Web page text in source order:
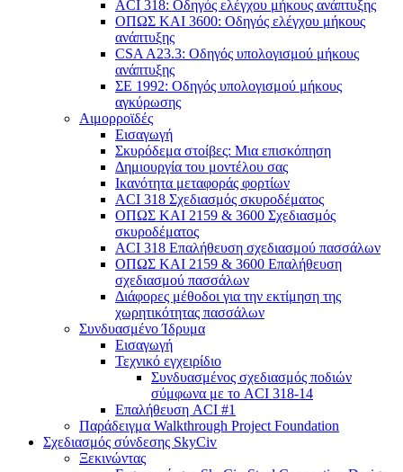
ACI 318: Οδηγός ελέγχου μήκους ανάπτυξης
ΟΠΩΣ ΚΑΙ 3600: Οδηγός ελέγχου μήκους
ανάπτυξης
CSA A23.3: Οδηγός υπολογισμού μήκους
ανάπτυξης
ΣΕ 1992: Οδηγός υπολογισμού μήκους
αγκύρωσης
Αιμορροϊδές
Εισαγωγή
Σκυρόδεμα στοίβες: Μια επισκόπηση
Δημιουργία του μοντέλου σας
Ικανότητα μεταφοράς φορτίων
ACI 318 Σχεδιασμός σκυροδέματος
ΟΠΩΣ ΚΑΙ 2159 & 3600 Σχεδιασμός
σκυροδέματος
ACI 318 Επαλήθευση σχεδιασμού πασσάλων
ΟΠΩΣ ΚΑΙ 2159 & 3600 Επαλήθευση
σχεδιασμού πασσάλων
Διάφορες μέθοδοι για την εκτίμηση της
χωρητικότητας πασσάλων
Συνδυασμένο Ίδρυμα
Εισαγωγή
Τεχνικό εγχειρίδιο
Συνδυασμένος σχεδιασμός ποδιών
σύμφωνα με το ACI 318-14
Επαλήθευση ACI #1
Παράδειγμα Walkthrough Project Foundation
Σχεδιασμός σύνδεσης SkyCiv
Ξεκινώντας